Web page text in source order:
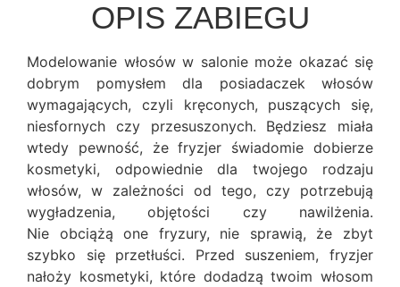
OPIS ZABIEGU
Modelowanie włosów w salonie może okazać się
dobrym pomysłem dla posiadaczek włosów
wymagających, czyli kręconych, puszących się,
niesfornych czy przesuszonych. Będziesz miała
wtedy pewność, że fryzjer świadomie dobierze
kosmetyki, odpowiednie dla twojego rodzaju
włosów, w zależności od tego, czy potrzebują
wygładzenia, objętości czy nawilżenia.
Nie obciążą one fryzury, nie sprawią, że zbyt
szybko się przetłuści. Przed suszeniem, fryzjer
nałoży kosmetyki, które dodadzą twoim włosom